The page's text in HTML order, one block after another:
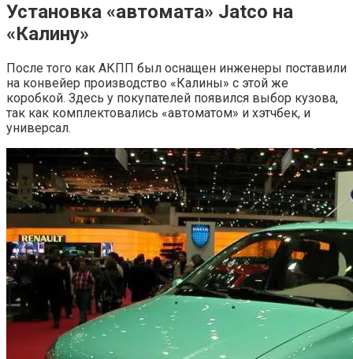
Установка «автомата» Jatco на
«Калину»
После того как АКПП был оснащен инженеры поставили
на конвейер производство «Калины» с этой же
коробкой. Здесь у покупателей появился выбор кузова,
так как комплектовались «автоматом» и хэтчбек, и
универсал.